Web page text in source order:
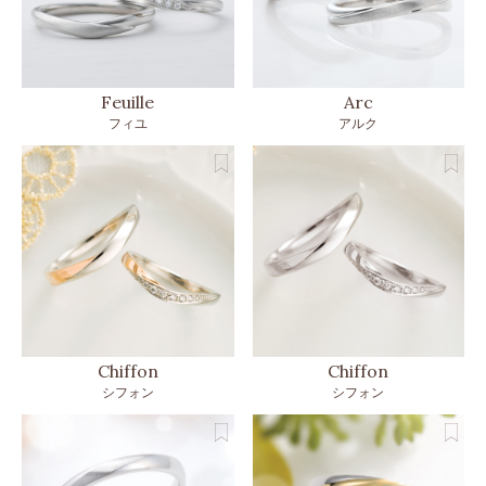
Feuille
フィユ
Arc
アルク
Chiffon
シフォン
Chiffon
シフォン